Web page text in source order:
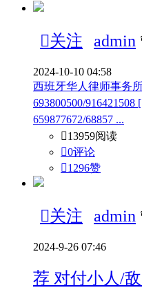
关注 admin
2024-10-10 04:58
西班牙华人律师事务
693800500/
659877672/68857 ...
13959阅读
0评论
1296赞
关注 admin
2024-9-26 07:46
荐 对付小人/